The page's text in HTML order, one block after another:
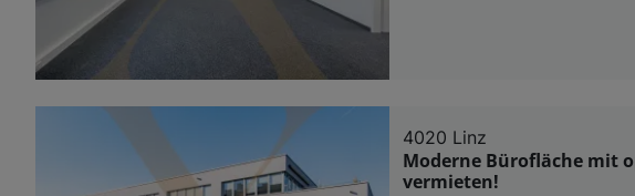
4020 Linz
Moderne Bürofläche mit
vermieten!